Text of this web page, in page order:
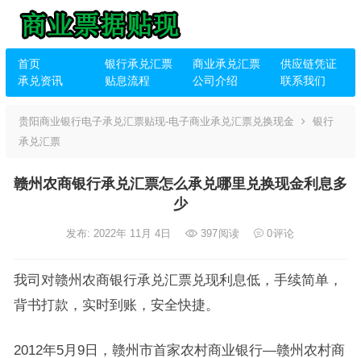
首页 银行承兑汇票 商业承兑汇票
供应链凭证
承兑资讯
贴息流程 公司介绍 联系我们
贵阳商业银行电子承兑汇票贴现-电子商业承兑汇票兑换现金
银行
承兑汇票
赣州农商银行承兑汇票怎么承兑哪里兑换现金利息多
少
发布: 2022年 11月 4日 397阅读 0评论
我司对赣州农商银行承兑汇票兑现利息低，手续简单，
背书打款，实时到账，安全快捷。
2012年5月9日，赣州市首家农村商业银行—赣州农村商